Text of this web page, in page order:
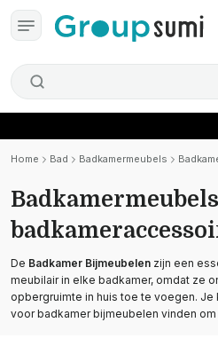
Home Bad Badkamermeubels
De Badkamer Bijmeubelen zijn een
meubilair in elke badkamer, omdat ze
opbergruimte in huis toe te voegen.
voor badkamer bijmeubelen vinden